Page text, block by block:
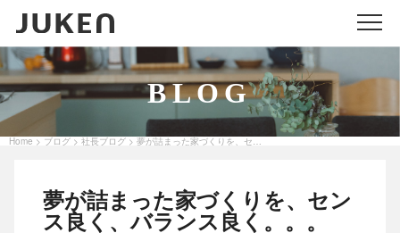
メ
BLOG
Home > ブログ > 社長ブログ > 夢が詰まった家づくりを、センス良く、バランス良く。。。 vol.2
夢が詰まった家づくりを、セン
ス良く、バランス良く。。。